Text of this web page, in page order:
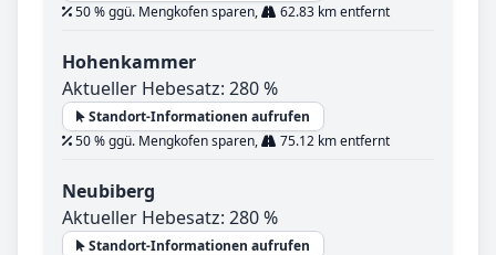
50 % ggü. Mengkofen sparen,
62.83 km entfernt
Hohenkammer
Aktueller Hebesatz: 280 %
Standort-Informationen aufrufen
50 % ggü. Mengkofen sparen,
75.12 km entfernt
Neubiberg
Aktueller Hebesatz: 280 %
Standort-Informationen aufrufen